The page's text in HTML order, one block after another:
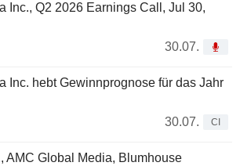
Inc., Q2 2026 Earnings Call, Jul 30,
30.07.
Inc. hebt Gewinnprognose für das Jahr
30.07.
CI
AMC Global Media, Blumhouse